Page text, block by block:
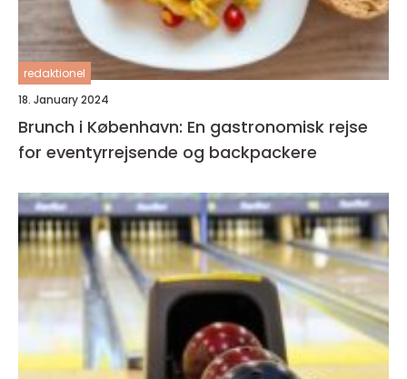
redaktionel
18. January 2024
Brunch i København: En gastronomisk rejse
for eventyrrejsende og backpackere